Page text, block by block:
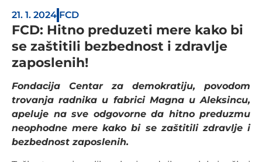
21. 1. 2024 FCD
FCD: Hitno preduzeti mere kako bi
se zaštitili bezbednost i zdravlje
zaposlenih!
Fondacija Centar za demokratiju, povodom
trovanja radnika u fabrici Magna u Aleksincu,
apeluje na sve odgovorne da hitno preduzmu
neophodne mere kako bi se zaštitili zdravlje i
bezbednost zaposlenih.